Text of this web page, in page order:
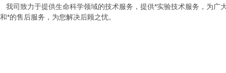
我司 致力于提供生命科学领域的技术服务，提供*实验技术服务，为
和*的售后服务，为您解决后顾之忧。